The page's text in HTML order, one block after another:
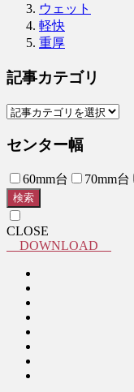
ウェット
軽快
重厚
記事カテゴリ
センター幅
60mm台 70mm台
検索
CLOSE
DOWNLOAD